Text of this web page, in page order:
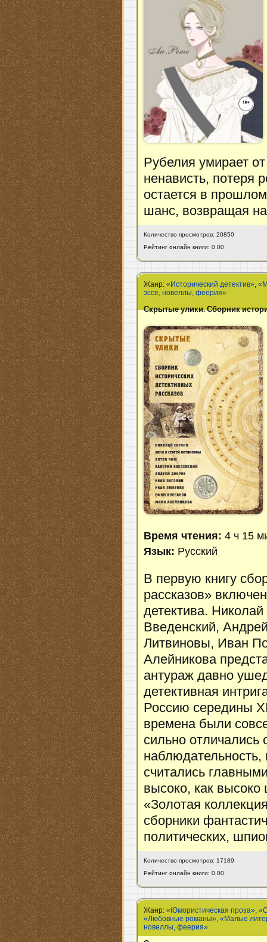
Рубелия умирает
ненависть, потеря
остается в
шанс, возвращая
Количество просмотров: 20850
Рейтинг онлайн книги: 0.00
Жанр:«Исторический детектив»,
эссе, новеллы, феерия»
Скрытые улики. Сборник
Время чтения:4 ч 15
Язык: Русский
В первую книгу
рассказов»
детектива.
Введенский,
Литвиновы, Иван
Алейникова
антураж давно
детективная
Россию середины
времена были
сильно
наблюдательность,
считались
высоко, как высоко
«Золотая
сборники
политических,
Количество просмотров: 17189
Рейтинг онлайн книги: 0.00
Жанр:«Юмористическая проза»,
«Любовные романы»,«Малые
новеллы, феерия»